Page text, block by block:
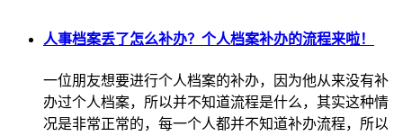
人事档案丢了怎么补办？个人档案补办的流程来啦！
一位朋友想要进行个人档案的补办，因为他从来没有补
办过个人档案，所以并不知道流程是什么，其实这种情
况是非常正常的，每一个人都并不知道补办流程，所以